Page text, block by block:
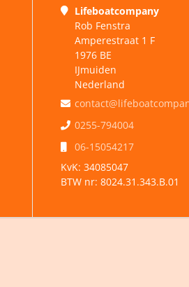
Lifeboatcompany
Rob Fenstra
Amperestraat 1 F
1976 BE
IJmuiden
Nederland
0255-794004
06-15054217
KvK: 34085047
BTW nr: 8024.31.343.B.01